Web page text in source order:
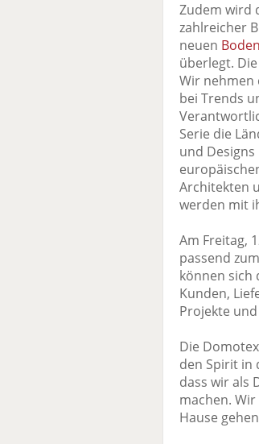
Zudem wird
zahlreicher
neuen
überlegt.
Wir nehmen
bei Trends
Serie die
und
Architekten
werden mit
Am Freitag,
passend
können sich
Kunden,
Projekte
Die
den Spirit in
dass wir als
machen.
Hause